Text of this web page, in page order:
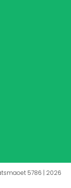
5786 | 2026